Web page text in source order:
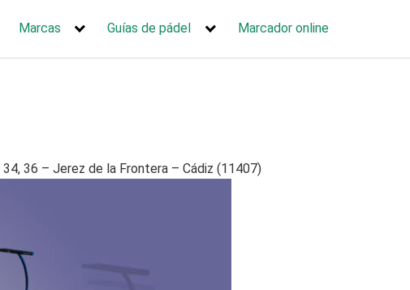
Marcas Guías de pádel Marcador online
36 – Jerez de la Frontera – Cádiz (11407)